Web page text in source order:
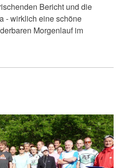
Bericht und die
- wirklich eine schöne
Morgenlauf im